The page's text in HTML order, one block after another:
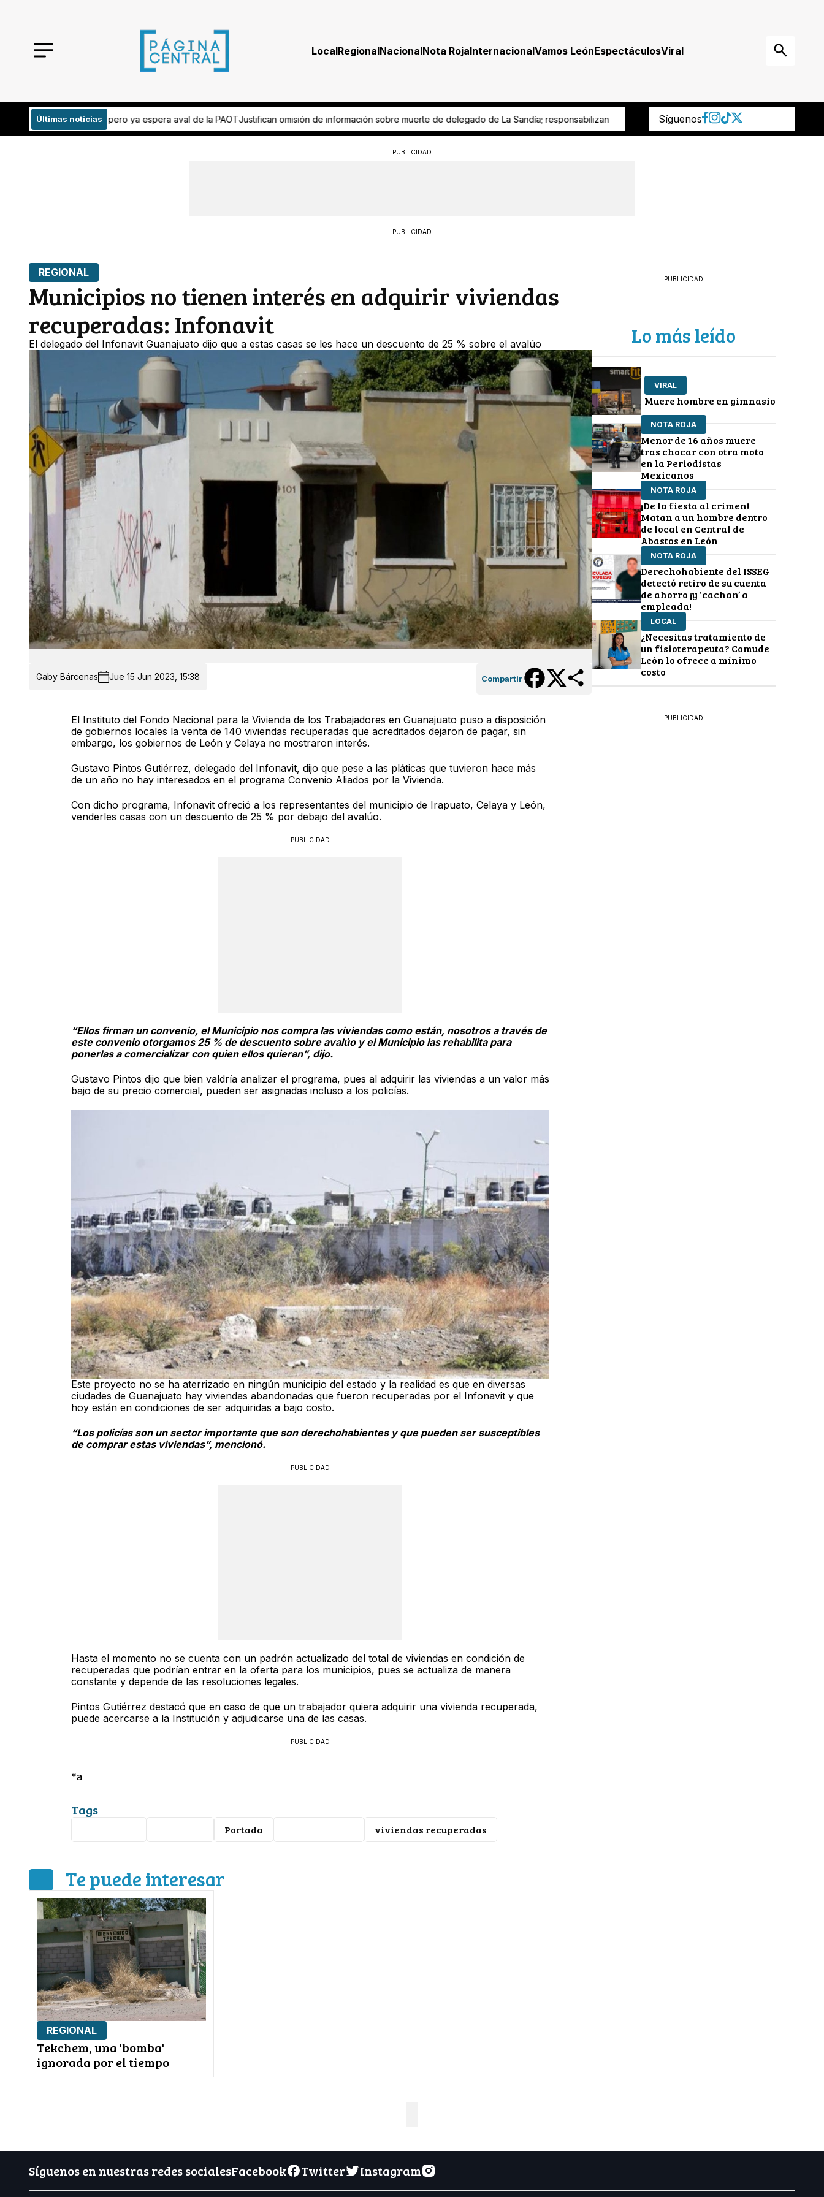
LocalRegionalNacionalNota RojaInternacionalVamos LeónEspectáculosViral
Últimas noticias
ya espera aval de la PAOT Justifican omisión de información sobre muerte de delegado de La Sandía; responsabilizan a FiscalíaDerechohabiente del ISSEG detectó retiro de su cuenta de ahorro ¡y
Síguenos
PUBLICIDAD
PUBLICIDAD
REGIONAL
Municipios no tienen interés en adquirir viviendas
recuperadas: Infonavit
El delegado del Infonavit Guanajuato dijo que a estas casas se les hace un descuento de 25 % sobre el avalúo
Gaby Bárcenas Jue 15 Jun 2023, 15:38 Compartir
El Instituto del Fondo Nacional para la Vivienda de los Trabajadores en Guanajuato puso a disposición
de gobiernos locales la venta de 140 viviendas recuperadas que acreditados dejaron de pagar, sin
embargo, los gobiernos de León y Celaya no mostraron interés.
Gustavo Pintos Gutiérrez, delegado del Infonavit, dijo que pese a las pláticas que tuvieron hace más
de un año no hay interesados en el programa Convenio Aliados por la Vivienda.
Con dicho programa, Infonavit ofreció a los representantes del municipio de Irapuato, Celaya y León,
venderles casas con un descuento de 25 % por debajo del avalúo.
PUBLICIDAD
“Ellos firman un convenio, el Municipio nos compra las viviendas como están, nosotros a través de
este convenio otorgamos 25 % de descuento sobre avalúo y el Municipio las rehabilita para
ponerlas a comercializar con quien ellos quieran”, dijo.
Gustavo Pintos dijo que bien valdría analizar el programa, pues al adquirir las viviendas a un valor más
bajo de su precio comercial, pueden ser asignadas incluso a los policías.
Este proyecto no se ha aterrizado en ningún municipio del estado y la realidad es que en diversas
ciudades de Guanajuato hay viviendas abandonadas que fueron recuperadas por el Infonavit y que
hoy están en condiciones de ser adquiridas a bajo costo.
“Los policías son un sector importante que son derechohabientes y que pueden ser susceptibles
de comprar estas viviendas”, mencionó.
PUBLICIDAD
Hasta el momento no se cuenta con un padrón actualizado del total de viviendas en condición de
recuperadas que podrían entrar en la oferta para los municipios, pues se actualiza de manera
constante y depende de las resoluciones legales.
Pintos Gutiérrez destacó que en caso de que un trabajador quiera adquirir una vivienda recuperada,
puede acercarse a la Institución y adjudicarse una de las casas.
PUBLICIDAD
*a
Tags
Portada viviendas recuperadas
PUBLICIDAD
Lo más leído
VIRAL
Muere hombre en gimnasio
NOTA ROJA
Menor de 16 años muere
tras chocar con otra moto
en la Periodistas
Mexicanos
NOTA ROJA
¡De la fiesta al crimen!
Matan a un hombre dentro
de local en Central de
Abastos en León
NOTA ROJA
Derechohabiente del ISSEG
detectó retiro de su cuenta
de ahorro ¡y ‘cachan’ a
empleada!
LOCAL
¿Necesitas tratamiento de
un fisioterapeuta? Comude
León lo ofrece a mínimo
costo
PUBLICIDAD
Te puede interesar
REGIONAL
Tekchem, una 'bomba'
ignorada por el tiempo
Síguenos en nuestras redes socialesFacebook Twitter Instagram